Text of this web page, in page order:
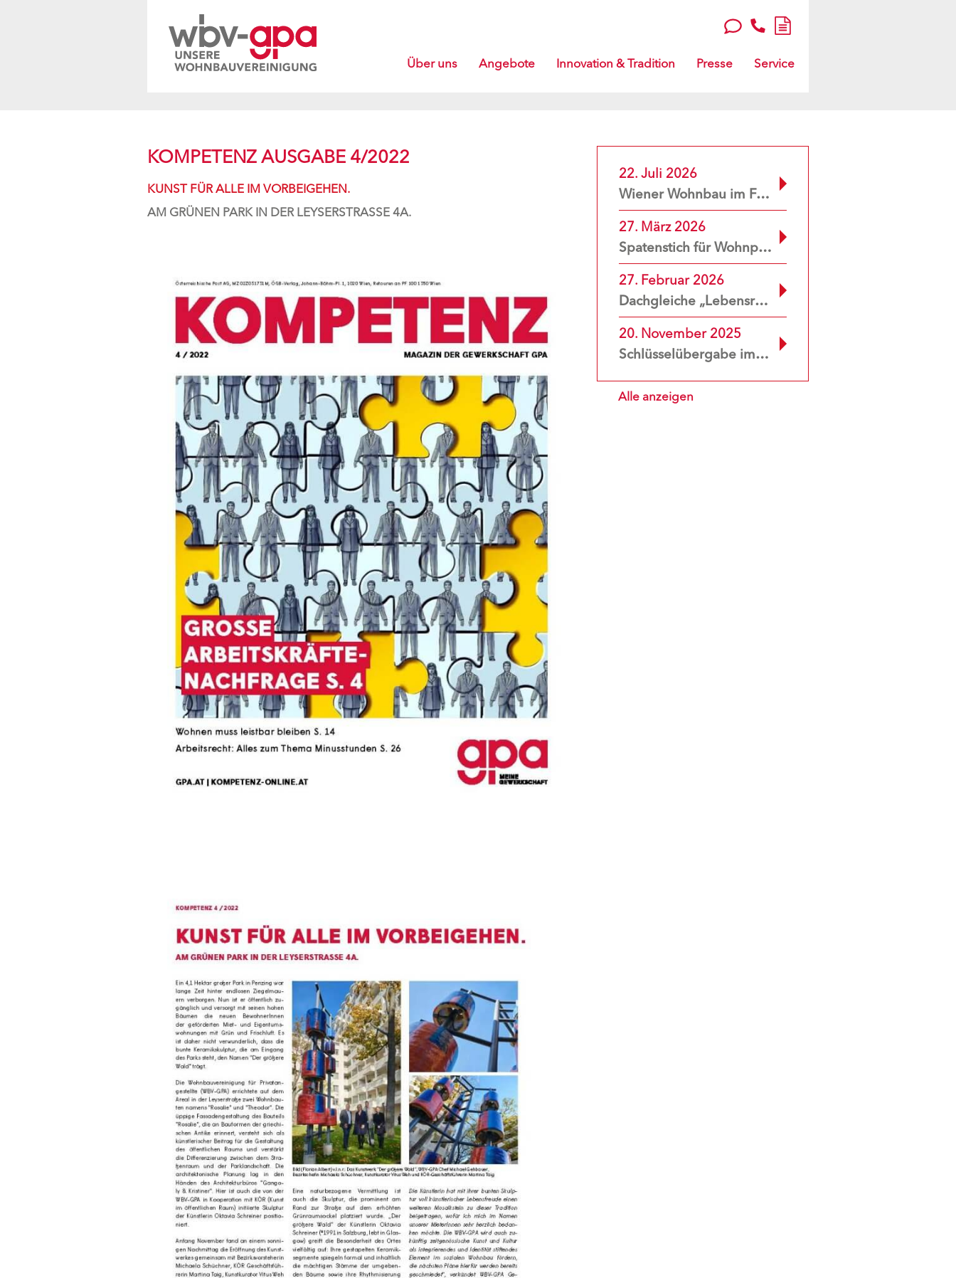
Über uns Angebote Innovation & Tradition Presse Service
KOMPETENZ AUSGABE 4/2022
KUNST FÜR ALLE IM VORBEIGEHEN.
AM GRÜNEN PARK IN DER LEYSERSTRASSE 4A.
22. Juli 2026
Wiener Wohnbau im Fokus der Deutschen Welle – Sophie 7 mittendrin
27. März 2026
Spatenstich für Wohnprojekt ILDEFONSO in Wien-Favoriten
27. Februar 2026
Dachgleiche „Lebensraum Muthgasse 50“ erreicht
20. November 2025
Schlüsselübergabe im neuen Stadtquartier „Sophie 7“
Alle anzeigen